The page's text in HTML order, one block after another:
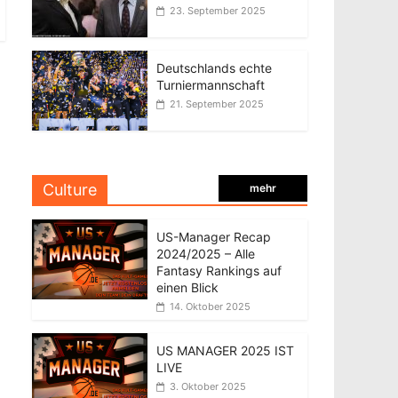
23. September 2025
Deutschlands echte
Turniermannschaft
21. September 2025
Culture mehr
US-Manager Recap
2024/2025 – Alle
Fantasy Rankings auf
einen Blick
14. Oktober 2025
US MANAGER 2025 IST
LIVE
3. Oktober 2025